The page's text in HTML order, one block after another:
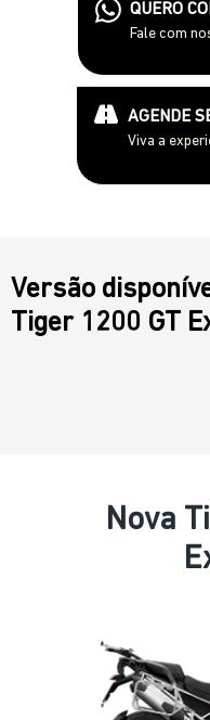
QUERO
Fale com
AGENDE
Viva a
Versão
Tiger 1200 GT
Nova